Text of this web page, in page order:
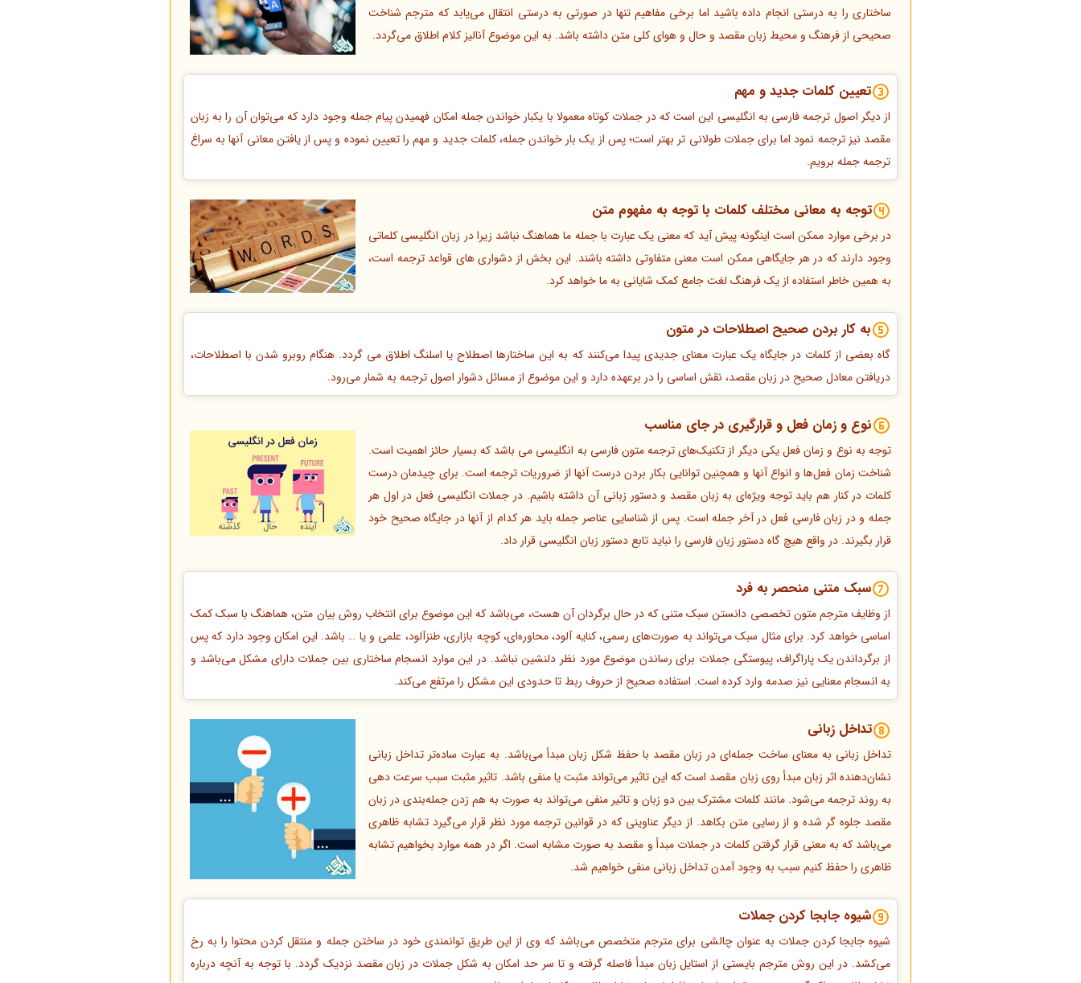
ساختاری را به درستی انجام داده باشید اما برخی مفاهیم تنها در صورتی به درستی انتقال می‌یابد که مترجم شناخت
صحیحی از فرهنگ و محیط زبان مقصد و حال و هوای کلی متن داشته باشد. به این موضوع آنالیز کلام اطلاق می‌گردد.
تعیین کلمات جدید و مهم
از دیگر اصول ترجمه فارسی به انگلیسی این است که در جملات کوتاه معمولا با یکبار خواندن جمله امکان فهمیدن پیام جمله وجود دارد که می‌توان آن را به زبان
مقصد نیز ترجمه نمود اما برای جملات طولانی تر بهتر است؛ پس از یک بار خواندن جمله، کلمات جدید و مهم را تعیین نموده و پس از یافتن معانی آنها به سراغ
ترجمه جمله برویم.
توجه به معانی مختلف کلمات با توجه به مفهوم متن
در برخی موارد ممکن است اینگونه پیش آید که معنی یک عبارت با جمله ما هماهنگ نباشد زیرا در زبان انگلیسی کلماتی
وجود دارند که در هر جایگاهی ممکن است معنی متفاوتی داشته باشند. این بخش از دشواری های قواعد ترجمه است،
به همین خاطر استفاده از یک فرهنگ لغت جامع کمک شایانی به ما خواهد کرد.
به کار بردن صحیح اصطلاحات در متون
گاه بعضی از کلمات در جایگاه یک عبارت معنای جدیدی پیدا می‌کنند که به این ساختارها اصطلاح یا اسلنگ اطلاق می گردد. هنگام روبرو شدن با اصطلاحات،
دریافتن معادل صحیح در زبان مقصد، نقش اساسی را در برعهده دارد و این موضوع از مسائل دشوار اصول ترجمه به شمار می‌رود.
نوع و زمان فعل و قرارگیری در جای مناسب
توجه به نوع و زمان فعل یکی دیگر از تکنیک‌های ترجمه متون فارسی به انگلیسی می باشد که بسیار حائز اهمیت است.
شناخت زمان فعل‌ها و انواع آنها و همچنین توانایی بکار بردن درست آنها از ضروریات ترجمه است. برای چیدمان درست
کلمات در کنار هم باید توجه ویژه‌ای به زبان مقصد و دستور زبانی آن داشته باشیم. در جملات انگلیسی فعل در اول هر
جمله و در زبان فارسی فعل در آخر جمله است. پس از شناسایی عناصر جمله باید هر کدام از آنها در جایگاه صحیح خود
قرار بگیرند. در واقع هیچ گاه دستور زبان فارسی را نباید تابع دستور زبان انگلیسی قرار داد.
سبک متنی منحصر به فرد
از وظایف مترجم متون تخصصی دانستن سبک متنی که در حال برگردان آن هست، می‌باشد که این موضوع برای انتخاب روش بیان متن، هماهنگ با سبک کمک
اساسی خواهد کرد. برای مثال سبک می‌تواند به صورت‌های رسمی، کنایه آلود، محاوره‌ای، کوچه بازاری، طنزآلود، علمی و یا … باشد. این امکان وجود دارد که پس
از برگرداندن یک پاراگراف، پیوستگی جملات برای رساندن موضوع مورد نظر دلنشین نباشد. در این موارد انسجام ساختاری بین جملات دارای مشکل می‌باشد و
به انسجام معنایی نیز صدمه وارد کرده است. استفاده صحیح از حروف ربط تا حدودی این مشکل را مرتفع می‌کند.
تداخل زبانی
تداخل زبانی به معنای ساخت جمله‌ای در زبان مقصد با حفظ شکل زبان مبدأ می‌باشد. به عبارت ساده‌تر تداخل زبانی
نشان‌دهنده اثر زبان مبدأ روی زبان مقصد است که این تاثیر می‌تواند مثبت یا منفی باشد. تاثیر مثبت سبب سرعت دهی
به روند ترجمه می‌شود. مانند کلمات مشترک بین دو زبان و تاثیر منفی می‌تواند به صورت به هم زدن جمله‌بندی در زبان
مقصد جلوه گر شده و از رسایی متن بکاهد. از دیگر عناوینی که در قوانین ترجمه مورد نظر قرار می‌گیرد تشابه ظاهری
می‌باشد که به معنی قرار گرفتن کلمات در جملات مبدأ و مقصد به صورت مشابه است. اگر در همه موارد بخواهیم تشابه
ظاهری را حفظ کنیم سبب به وجود آمدن تداخل زبانی منفی خواهیم شد.
شیوه جابجا کردن جملات
شیوه جابجا کردن جملات به عنوان چالشی برای مترجم متخصص می‌باشد که وی از این طریق توانمندی خود در ساختن جمله و منتقل کردن محتوا را به رخ
می‌کشد. در این روش مترجم بایستی از استایل زبان مبدأ فاصله گرفته و تا سر حد امکان به شکل جملات در زبان مقصد نزدیک گردد. با توجه به آنچه درباره